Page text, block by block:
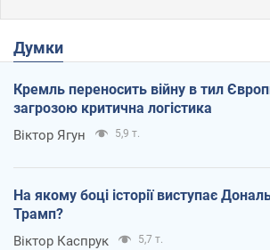
Думки
Кремль переносить війну в тил
загрозою критична логістика
Віктор Ягун 5,9 т.
На якому боці історії виступає
Трамп?
Віктор Каспрук 5,7 т.